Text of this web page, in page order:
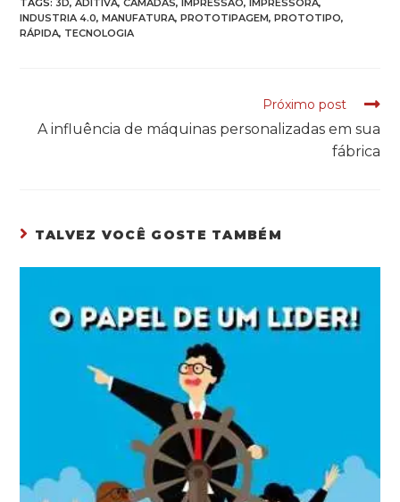
TAGS: 3D, ADITIVA, CAMADAS, IMPRESSAO, IMPRESSORA,
INDUSTRIA 4.0, MANUFATURA, PROTOTIPAGEM, PROTOTIPO,
RÁPIDA, TECNOLOGIA
MORE
Próximo post
A influência de máquinas personalizadas em sua
fábrica
TALVEZ VOCÊ GOSTE TAMBÉM